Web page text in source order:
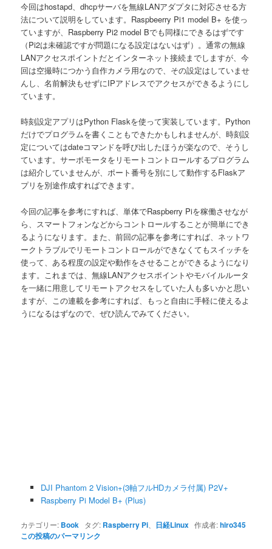
今回はhostapd、dhcpサーバを無線LANアダプタに対応させる方
法について説明をしています。Raspbeerry Pi1 model B+ を使っ
ていますが、Raspberry Pi2 model Bでも同様にできるはずです
（Pi2は未確認ですが問題になる設定はないはず）。通常の無線
LANアクセスポイントだとインターネット接続までしますが、今
回は空撮時につかう自作カメラ用なので、その設定はしていませ
んし、名前解決もせずにIPアドレスでアクセスができるようにし
ています。
時刻設定アプリはPython Flaskを使って実装しています。Python
だけでプログラムを書くこともできたかもしれませんが、時刻設
定についてはdateコマンドを呼び出したほうが楽なので、そうし
ています。サーボモータをリモートコントロールするプログラム
は紹介していませんが、ポート番号を別にして動作するFlaskア
プリを別途作成すればできます。
今回の記事を参考にすれば、単体でRaspberry Piを稼働させなが
ら、スマートフォンなどからコントロールすることが簡単にでき
るようになります。また、前回の記事を参考にすれば、ネットワ
ークトラブルでリモートコントロールができなくてもスイッチを
使って、ある程度の設定や動作をさせることができるようになり
ます。これまでは、無線LANアクセスポイントやモバイルルータ
を一緒に用意してリモートアクセスをしていた人も多いかと思い
ますが、この連載を参考にすれば、もっと自由に手軽に使えるよ
うになるはずなので、ぜひ読んでみてください。
DJI Phantom 2 Vision+(3軸フルHDカメラ付属) P2V+
Raspberry Pi Model B+ (Plus)
カテゴリー: Book タグ: Raspberry Pi 日経Linux 作成者:hiro345
この投稿のパーマリンク